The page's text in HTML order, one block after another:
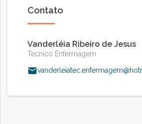
Contato
Vanderléia Ribeiro de Jesus
Tecnico Enfermagem